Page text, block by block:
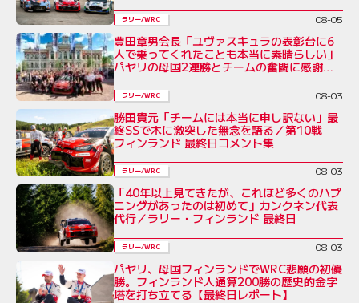
ラリー/WRC 08-05
豊田章男会長「ユヴァスキュラの表彰台に6
人で乗ってくれたことも本当に素晴らしい」
パヤリの母国2連勝とチームの奮闘に感謝を
ラリー/WRC 08-03
勝田貴元「チームには本当に申し訳ない」最
終SSで木に激突した無念を語る／第10戦
フィンランド 最終日コメント集
ラリー/WRC 08-03
「40年以上見てきたが、これほど多くのハプ
ニングがあったのは初めて」カンクネン代表
代行／ラリー・フィンランド 最終日
ラリー/WRC 08-03
パヤリ、母国フィンランドでWRC悲願の初優
勝。フィンランド人通算200勝の歴史的金字
塔を打ち立てる【最終日レポート】